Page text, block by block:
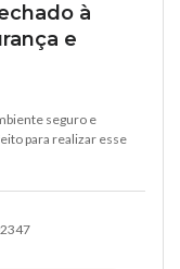
à
e
seguro e
para realizar esse